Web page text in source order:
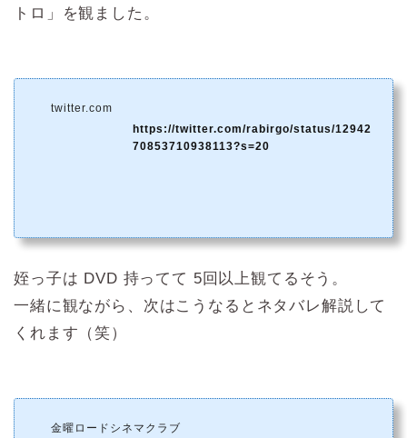
トロ」を観ました。
twitter.com
https://twitter.com/rabirgo/status/12942
70853710938113?s=20
姪っ子は DVD 持ってて 5回以上観てるそう。
一緒に観ながら、次はこうなるとネタバレ解説して
くれます（笑）
金曜ロードシネマクラブ